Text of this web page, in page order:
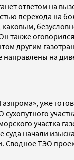
ответом на
перехода на
также
другим
направлены на
уже
участка
суда начали
Сводное ТЭО